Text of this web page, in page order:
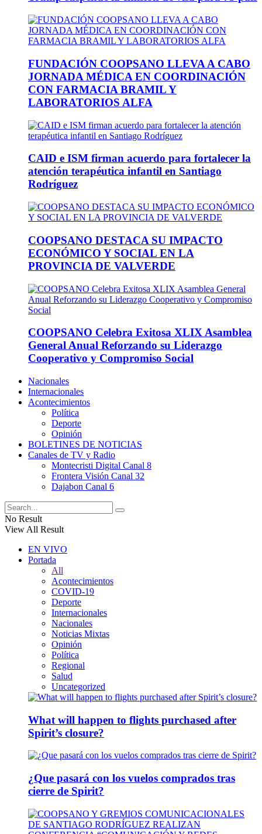
FUNDACIÓN COOPSANO LLEVA A CABO
JORNADA MÉDICA EN COORDINACIÓN
CON FARMACIA BRAMIL Y
LABORATORIOS ALFA
CAID e ISM firman acuerdo para fortalecer la
atención terapéutica infantil en Santiago
Rodríguez
COOPSANO DESTACA SU IMPACTO
ECONÓMICO Y SOCIAL EN LA
PROVINCIA DE VALVERDE
COOPSANO Celebra Exitosa XLIX Asamblea
General Anual Reforzando su Liderazgo
Cooperativo y Compromiso Social
Nacionales
Internacionales
Acontecimientos
Política
Deporte
Opinión
BOLETINES DE NOTICIAS
Canales de TV y Radio
Montecristi Digital Canal 8
Frontera Visión Canal 32
Dajabon Canal 6
No Result
View All Result
EN VIVO
Portada
All
Acontecimientos
COVID-19
Deporte
Internacionales
Nacionales
Noticias Mixtas
Opinión
Política
Regional
Salud
Uncategorized
What will happen to flights purchased after
Spirit’s closure?
¿Que pasará con los vuelos comprados tras
cierre de Spirit?